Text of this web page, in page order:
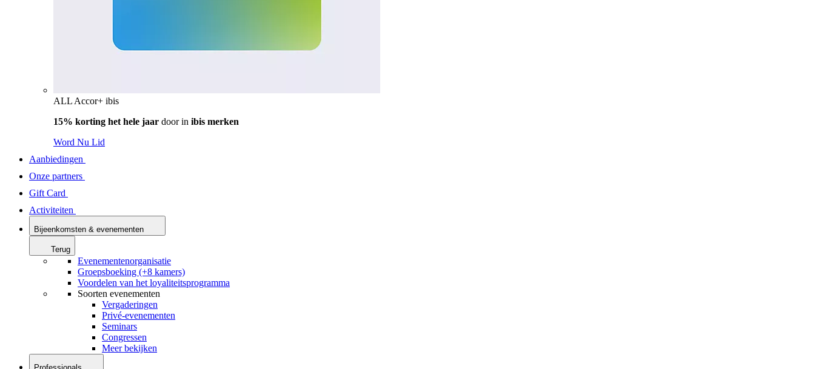
ALL Accor+ ibis
15% korting het hele jaar door in ibis merken
Word Nu Lid
Aanbiedingen
Onze partners
Gift Card
Activiteiten
Bijeenkomsten & evenementen
Terug
Evenementenorganisatie
Groepsboeking (+8 kamers)
Voordelen van het loyaliteitsprogramma
Soorten evenementen
Vergaderingen
Privé-evenementen
Seminars
Congressen
Meer bekijken